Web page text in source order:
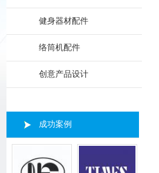
健身器材配件
络筒机配件
创意产品设计
成功案例